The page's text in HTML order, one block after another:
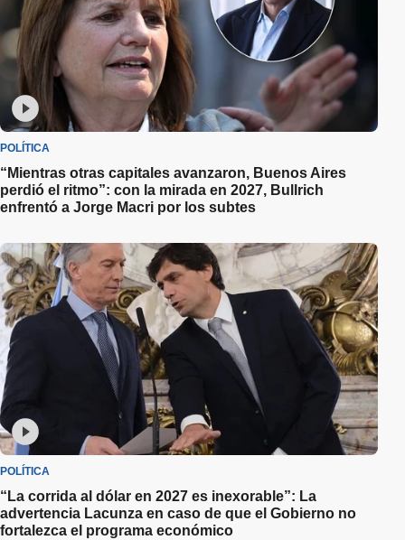
POLÍTICA
“Mientras otras capitales avanzaron, Buenos Aires
perdió el ritmo”: con la mirada en 2027, Bullrich
enfrentó a Jorge Macri por los subtes
POLÍTICA
“La corrida al dólar en 2027 es inexorable”: La
advertencia Lacunza en caso de que el Gobierno no
fortalezca el programa económico